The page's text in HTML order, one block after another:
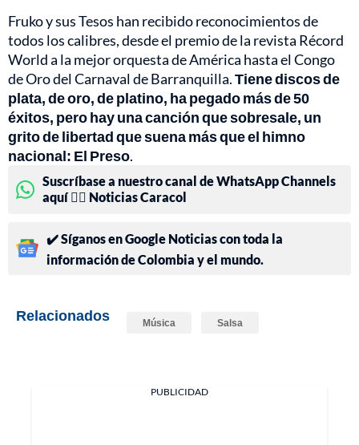
Fruko y sus Tesos han recibido reconocimientos de
todos los calibres, desde el premio de la revista Récord
World a la mejor orquesta de América hasta el Congo
de Oro del Carnaval de Barranquilla.Tiene discos de
plata, de oro, de platino, ha pegado más de 50
éxitos, pero hay una canción que sobresale, un
grito de libertad que suena más que el himno
nacional: El Preso.
Suscríbase a nuestro canal de WhatsApp Channels
aquí 👉🏻 Noticias Caracol
✔️ Síganos en Google Noticias con toda la
información de Colombia y el mundo.
Relacionados Música Salsa
PUBLICIDAD